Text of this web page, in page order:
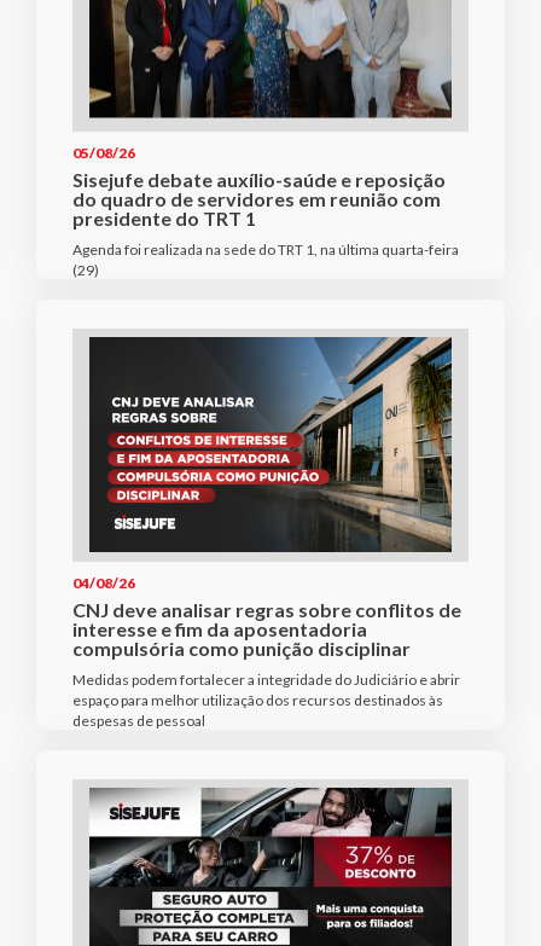
05/08/26
Sisejufe debate auxílio-saúde e reposição
do quadro de servidores em reunião com
presidente do TRT 1
Agenda foi realizada na sede do TRT 1, na última quarta-feira
(29)
04/08/26
CNJ deve analisar regras sobre conflitos de
interesse e fim da aposentadoria
compulsória como punição disciplinar
Medidas podem fortalecer a integridade do Judiciário e abrir
espaço para melhor utilização dos recursos destinados às
despesas de pessoal